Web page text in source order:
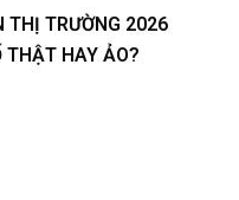
THỊ TRƯỜNG 2026
THẬT HAY ẢO?